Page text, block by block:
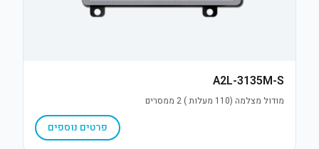
A2L-3135M-S
מודול מצלמה (110 מעלות ) 2 ממסרים
פרטים נוספים